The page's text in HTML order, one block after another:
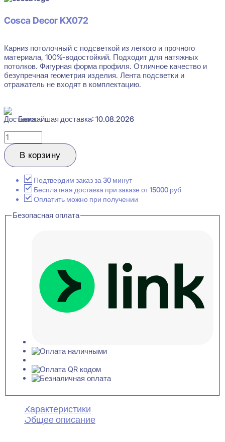
Cosca Decor KX072
Карниз потолочный с подсветкой из легкого и прочного
материала, 100%-водостойкий. Подходит для натяжных
потолков. Фигурная форма профиля. Отличное качество и
безупречная геометрия изделия. Лента подсветки и
отражатель не входят в комплектацию.
Ближайшая доставка: 10.08.2026
Количество
товара
Cosca
Decor
Карниз
потолочный
33x75x2000
В корзину
Подтвердим заказ за 30 минут
Бесплатная доставка при заказе от 15000 руб
Оплатить можно при получении
Безопасная оплата
Характеристики
Общее описание